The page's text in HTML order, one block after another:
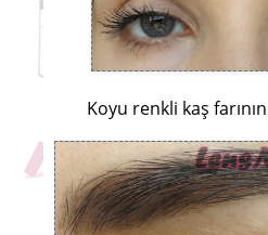
Koyu renkli kaş